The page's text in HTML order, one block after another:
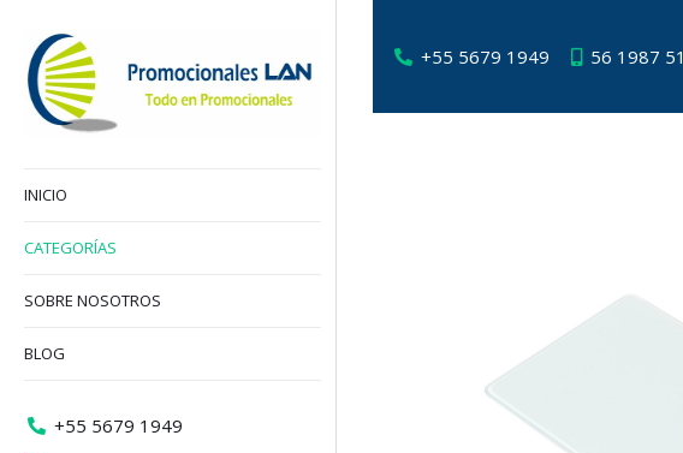
+55 5679 1949 56 1987
INICIO
CATEGORÍAS
SOBRE NOSOTROS
BLOG
+55 5679 1949